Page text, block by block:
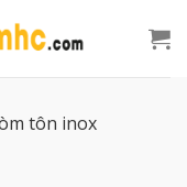
tôn inox